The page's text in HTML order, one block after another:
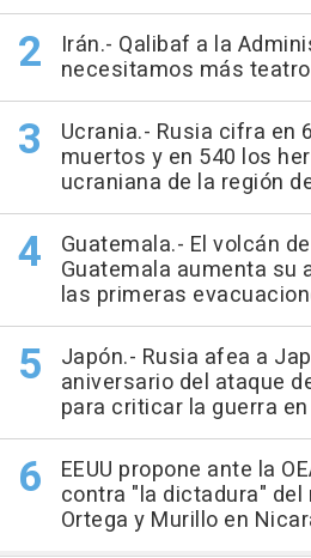
Irán.- Qalibaf a la
necesitamos más
Ucrania.- Rusia cifra en
muertos y en 540 los
ucraniana de la región
Guatemala.- El volcán
Guatemala aumenta su
las primeras
Japón.- Rusia afea a
aniversario del ataque
para criticar la guerra
EEUU propone ante la
contra "la dictadura"
Ortega y Murillo en